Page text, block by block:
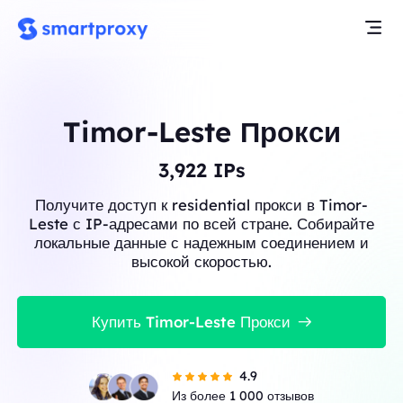
Timor-Leste Прокси
3,922IPs
Получите доступ к residential прокси в Timor-
Leste с IP-адресами по всей стране. Собирайте
локальные данные с надежным соединением и
высокой скоростью.
Купить Timor-Leste Прокси
4.9
Из более 1 000 отзывов